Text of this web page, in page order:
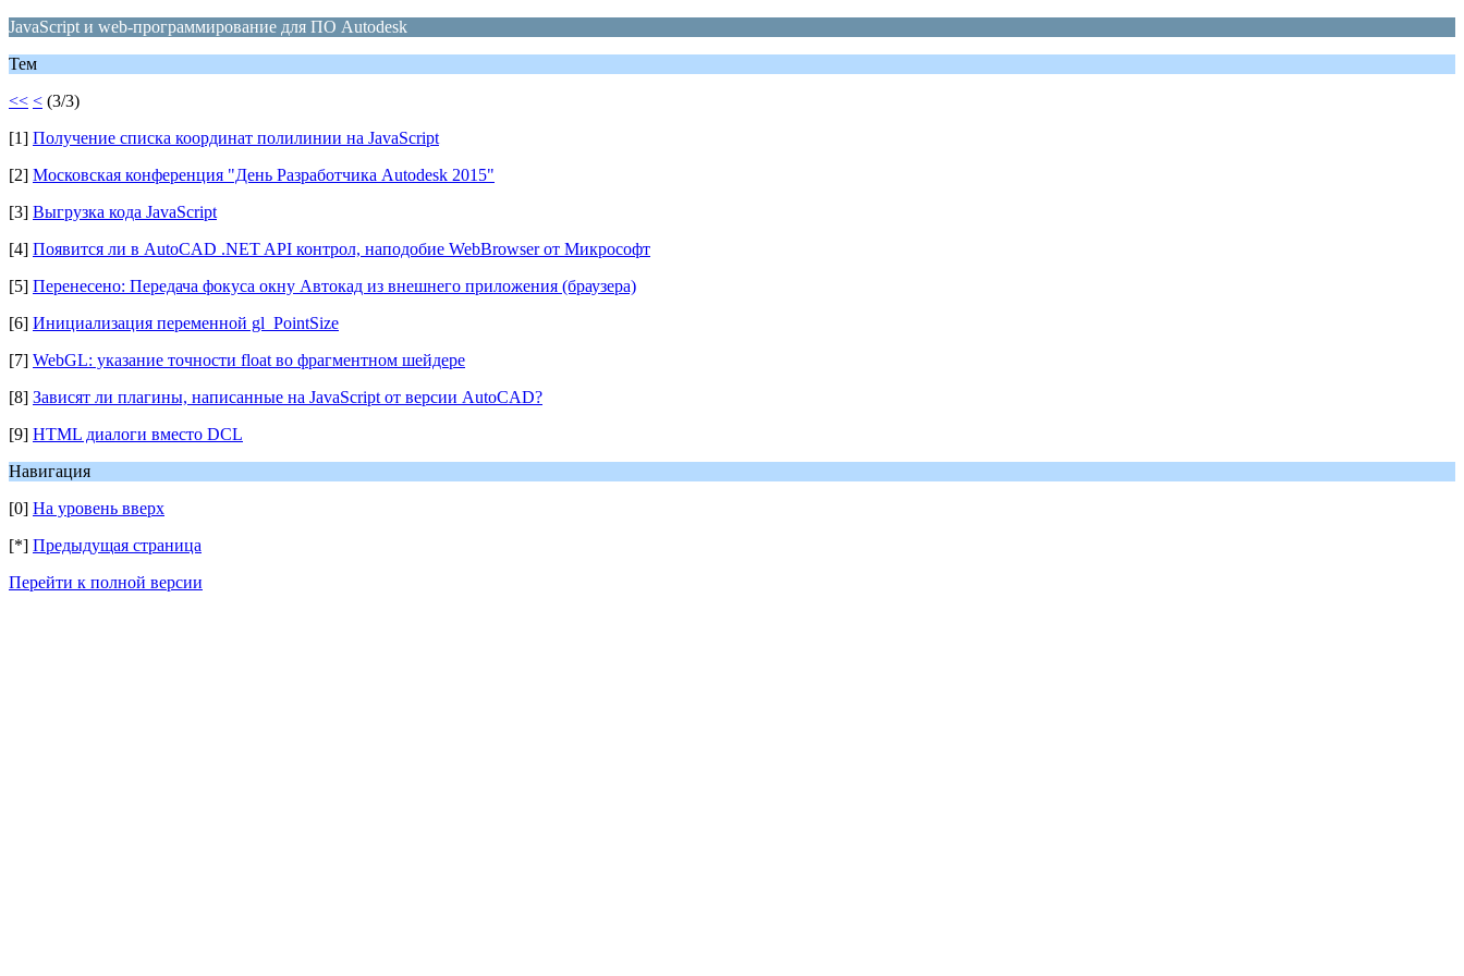
JavaScript и web-программирование для ПО Autodesk
Тем
<< < (3/3)
[1] Получение списка координат полилинии на JavaScript
[2] Московская конференция "День Разработчика Autodesk 2015"
[3] Выгрузка кода JavaScript
[4] Появится ли в AutoCAD .NET API контрол, наподобие WebBrowser от Микрософт
[5] Перенесено: Передача фокуса окну Автокад из внешнего приложения (браузера)
[6] Инициализация переменной gl_PointSize
[7] WebGL: указание точности float во фрагментном шейдере
[8] Зависят ли плагины, написанные на JavaScript от версии AutoCAD?
[9] HTML диалоги вместо DCL
Навигация
[0] На уровень вверх
[*] Предыдущая страница
Перейти к полной версии